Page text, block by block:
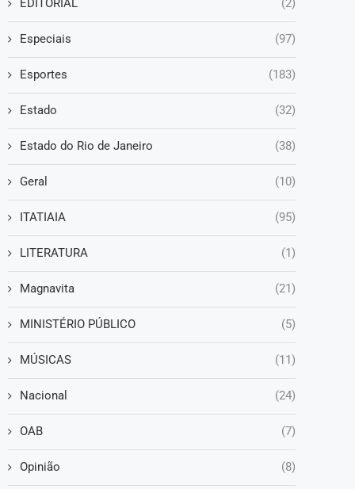
EDITORIAL (2)
Especiais (97)
Esportes (183)
Estado (32)
Estado do Rio de Janeiro (38)
Geral (10)
ITATIAIA (95)
LITERATURA (1)
Magnavita (21)
MINISTÉRIO PÚBLICO (5)
MÚSICAS (11)
Nacional (24)
OAB (7)
Opinião (8)